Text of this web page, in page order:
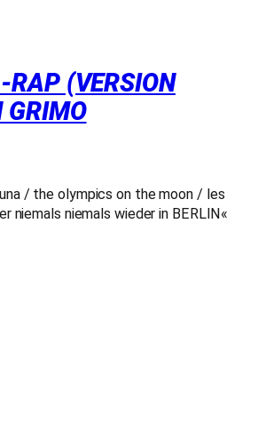
RAP (VERSION
/ the olympics on the moon / les
niemals niemals wieder in BERLIN«